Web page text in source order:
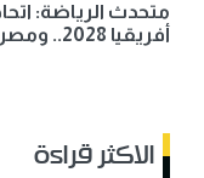
متحدث الرياضة:
أفريقيا 2028.. ومصر جاهزة
الاكثر قراءة